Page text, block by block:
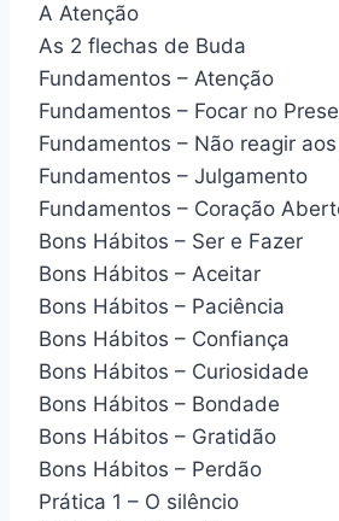
A Atenção
As 2 flechas de Buda
Fundamentos – Atenção
Fundamentos – Focar no
Fundamentos – Não reagir
Fundamentos – Julgamento
Fundamentos – Coração
Bons Hábitos – Ser e Fazer
Bons Hábitos – Aceitar
Bons Hábitos – Paciência
Bons Hábitos – Confiança
Bons Hábitos – Curiosidade
Bons Hábitos – Bondade
Bons Hábitos – Gratidão
Bons Hábitos – Perdão
Prática 1 – O silêncio